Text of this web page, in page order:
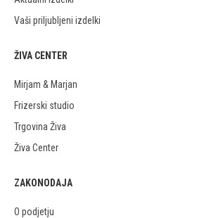
Vaši priljubljeni izdelki
ŽIVA CENTER
Mirjam & Marjan
Frizerski studio
Trgovina Živa
Živa Center
ZAKONODAJA
O podjetju